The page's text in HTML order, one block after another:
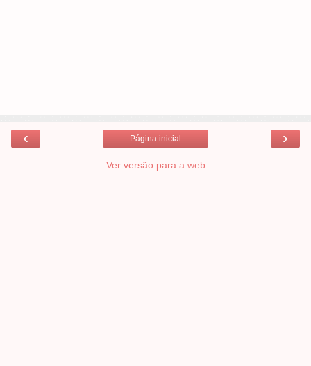
‹ ›
Página inicial
Ver versão para a web